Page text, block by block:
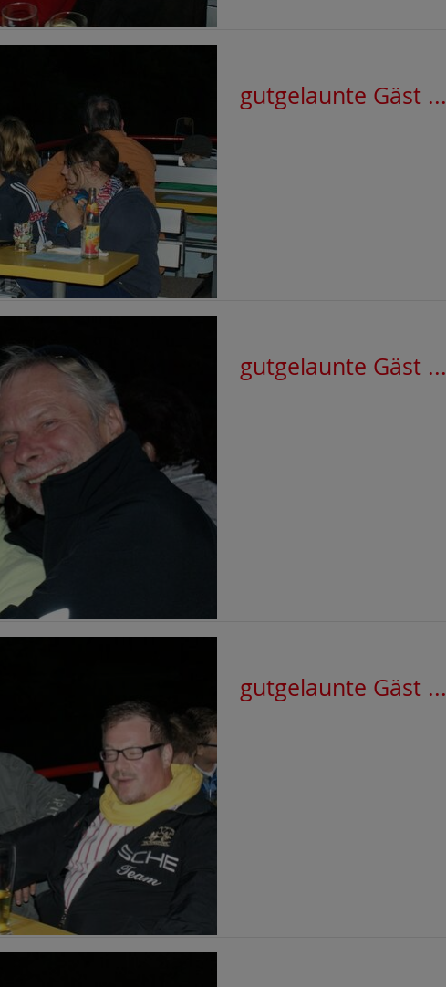
gutgelaunte Gäst ...
gutgelaunte Gäst ...
gutgelaunte Gäst ...